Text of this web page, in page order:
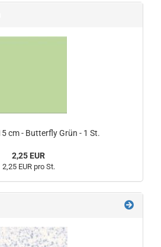
cm - Butterfly Grün - 1 St.
2,25 EUR
2,25 EUR pro St.